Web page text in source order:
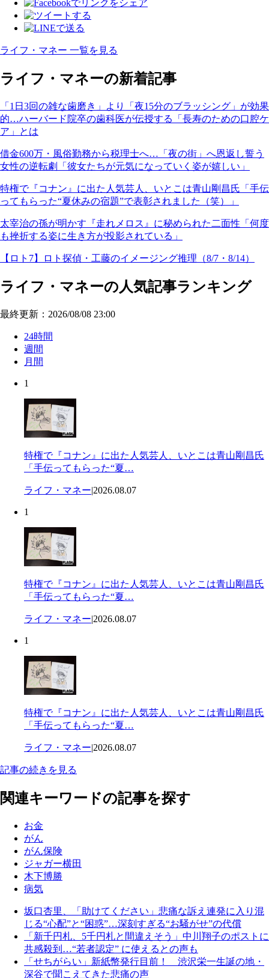
ライフ・マネー 一覧を見る
ライフ・マネーの新着記事
「1日3回の雑な歯磨き」より「夜15分のブラッシング」が効果
的…ハーバード院卒の歯科医が伝授する「長寿のための口腔ケ
ア」とは
借金600万・風俗勤務から税理士へ…「夜の街」へ恩返し誓う
女性の逆転劇「彼女たちが元気になっていく姿が嬉しい」
特権で『コナン』に出た人気芸人、いとこは青山剛昌氏「手伝
ってもらった“夏休みの宿題”で表彰されました（笑）」
太宰治の孫が明かす『走れメロス』に秘められた二面性「何度
も挫折する姿に生き方が投影されている」
【ロト7】ロト探偵・工藤のイメージング推理（8/7・8/14）
ライフ・マネーの人気記事ランキング
最終更新：2026/08/08 23:00
24時間
週間
月間
1
特権で『コナン』に出た人気芸人、いとこは青山剛昌氏
「手伝ってもらった“夏…
ライフ・マネー|2026.08.07
1
特権で『コナン』に出た人気芸人、いとこは青山剛昌氏
「手伝ってもらった“夏…
ライフ・マネー|2026.08.07
1
特権で『コナン』に出た人気芸人、いとこは青山剛昌氏
「手伝ってもらった“夏…
ライフ・マネー|2026.08.07
記事の続きを見る
関連キーワードの記事を探す
お金
がん
がん保険
ジャガー横田
木下博勝
病気
坂口杏里、「助けてください」悲痛な訴え連発に入り混
じる“心配”と“困惑”…深刻すぎる“お騒がせ”の代償
「新千円札、5千円札と間違えそう」中川翔子のポストに
共感殺到…“若者認定” に使えるとの声も
「せちがらい」新紙幣発行目前！ 渋沢栄一生誕の地・
深谷で聞こえてきた悲痛の声